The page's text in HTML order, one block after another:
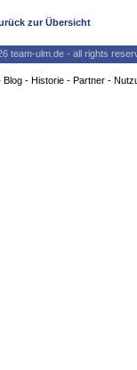
zur Übersicht
team-ulm.de - all rights
Blog- Historie- Partner-